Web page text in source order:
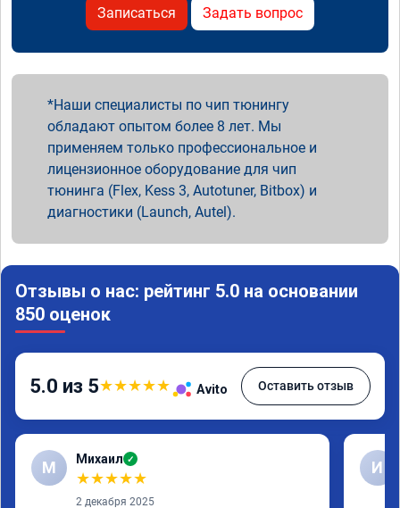
Записаться Задать вопрос
Наши специалисты по чип тюнингу
обладают опытом более 8 лет. Мы
применяем только профессиональное и
лицензионное оборудование для чип
тюнинга (Flex, Kess 3, Autotuner, Bitbox) и
диагностики (Launch, Autel).
Отзывы о нас: рейтинг 5.0 на основании
850 оценок
5.0 из 5★★★★★ Avito Оставить отзыв
М Михаил ✓
★★★★★
2 декабря 2025
И